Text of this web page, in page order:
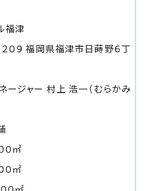
福津
０９ 福岡県福津市日蒔野６丁
ジャー 村上 浩一（むらかみ
０㎡
０㎡